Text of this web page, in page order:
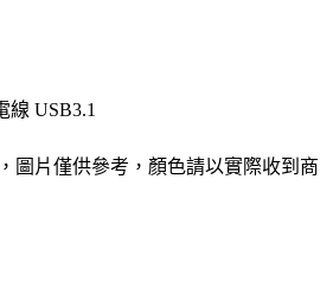
線 USB3.1
圖片僅供參考，顏色請以實際收到商